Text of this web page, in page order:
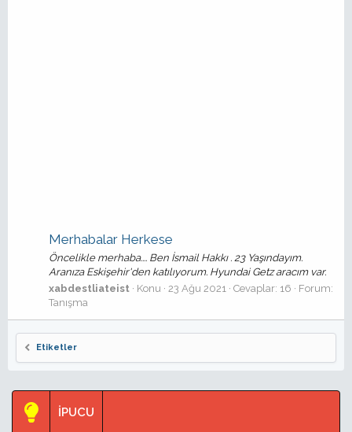
Merhabalar Herkese
Öncelikle merhaba.... Ben İsmail Hakkı . 23 Yaşındayım.
Aranıza Eskişehir'den katılıyorum. Hyundai Getz aracım var.
xabdestliateist
Konu 23 Ağu 2021 Cevaplar: 16
Forum:
Tanışma
Etiketler
İPUCU